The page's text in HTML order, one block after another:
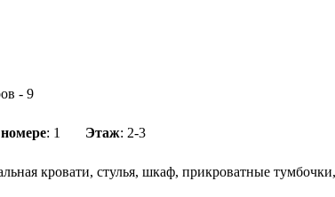
- 9
: 1 Этаж: 2-3
кровати, стулья, шкаф, прикроватные